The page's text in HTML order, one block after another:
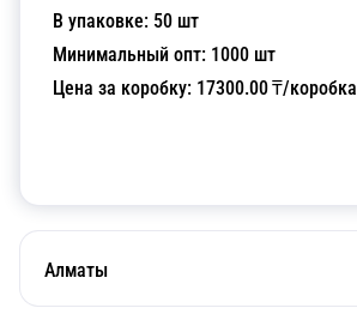
В упаковке: 50 шт
Минимальный опт: 1000 шт
Цена за коробку: 17300.00₸/коробка
Алматы